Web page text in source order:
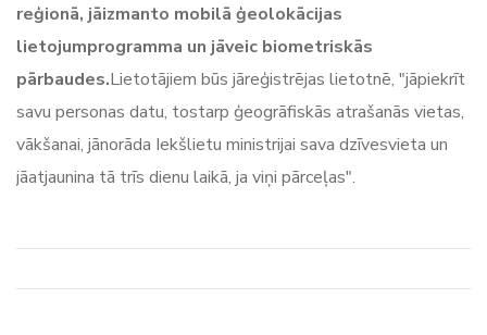
reģionā, jāizmanto mobilā ģeolokācijas
lietojumprogramma un jāveic biometriskās
pārbaudes.Lietotājiem būs jāreģistrējas lietotnē, "jāpiekrīt
savu personas datu, tostarp ģeogrāfiskās atrašanās vietas,
vākšanai, jānorāda Iekšlietu ministrijai sava dzīvesvieta un
jāatjaunina tā trīs dienu laikā, ja viņi pārceļas".